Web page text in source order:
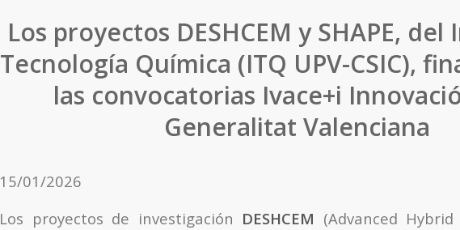
Los proyectos DESHCEM y SHAPE,
Tecnología Química (ITQ UPV-CSIC),
las convocatorias Ivace+i
Generalitat Valenciana
15/01/2026
Los proyectos de investigación DESHCEM (Advanced